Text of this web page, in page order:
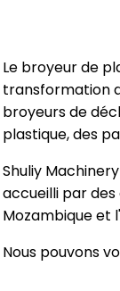
Le broyeur de
transformation
broyeurs de
plastique, des
Shuliy
accueilli par des
Mozambique et
Nous pouvons